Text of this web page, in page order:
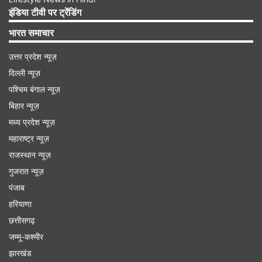
Advertisement
मकान मालिक ने जमकर की बहानेबाजी
दिशाका ने यह भी बताया कि मकान मालिक पूरी इमारत का
इंडिया टीवी पर ट्रेंडिंग
भारत समाचार
उत्तर प्रदेश न्यूज़
दिल्ली न्यूज़
पश्चिम बंगाल न्यूज़
बिहार न्यूज़
मध्य प्रदेश न्यूज़
महाराष्ट्र न्यूज़
राजस्थान न्यूज़
गुजरात न्यूज़
पंजाब
हरियाणा
छत्तीसगढ़
जम्मू-कश्मीर
झारखंड